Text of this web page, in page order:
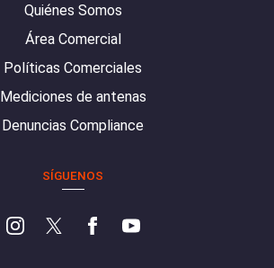
Quiénes Somos
Área Comercial
Políticas Comerciales
Mediciones de antenas
Denuncias Compliance
SÍGUENOS